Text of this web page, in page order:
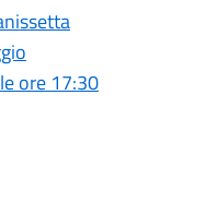
ore 17:30